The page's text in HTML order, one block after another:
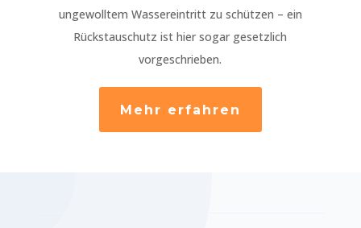
ungewolltem Wassereintritt zu schützen – ein
Rückstauschutz ist hier sogar gesetzlich
vorgeschrieben.
Mehr erfahren